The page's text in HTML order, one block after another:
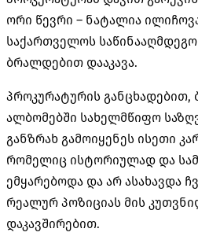
ორი წევრი – ნატალია
საქართველოს
ბრალდებით დააკავა.
პროკურატურის
ალბომებში სახელმწიფო
განზრახ გამოიყენეს ისეთი
რომელიც ისტორიულად და
ემყარებოდა და არ ასახავდა
რეალურ პოზიციას მის
დაკავშირებით.